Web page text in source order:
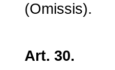
(Omissis).
Art. 30.